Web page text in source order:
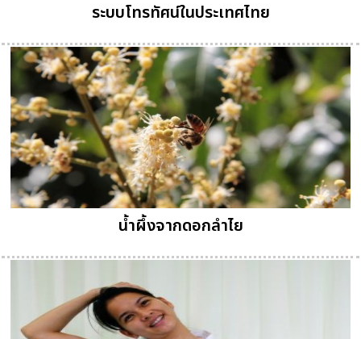
ระบบโทรทัศน์ในประเทศไทย
น้ำผึ้งจากดอกลำไย